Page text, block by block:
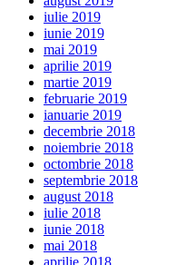
iulie 2019
iunie 2019
mai 2019
aprilie 2019
martie 2019
februarie 2019
ianuarie 2019
decembrie 2018
noiembrie 2018
octombrie 2018
septembrie 2018
august 2018
iulie 2018
iunie 2018
mai 2018
aprilie 2018